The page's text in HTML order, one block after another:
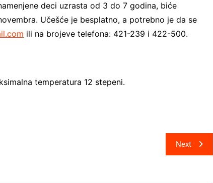
deci uzrasta od 3 do 7 godina, biće
Učešće je besplatno, a potrebno je da se
ili na brojeve telefona: 421-239 i 422-500.
temperatura 12 stepeni.
Next